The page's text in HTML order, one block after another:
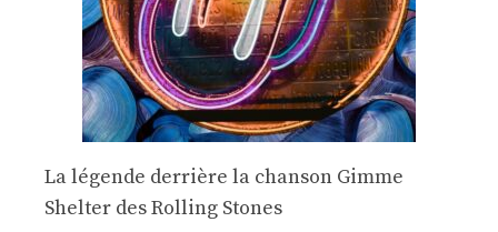
La légende derrière la chanson Gimme
Shelter des Rolling Stones